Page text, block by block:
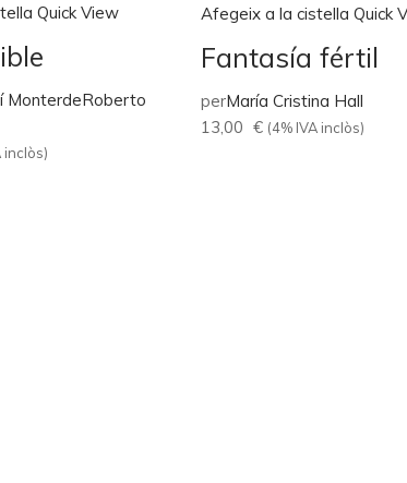
Quick View
MonterdeRoberto
inclòs)
Afegeix a la cistella Quick
Fantasía fértil
perMaría Cristina Hall
13,00 € (4% IVA inclòs)